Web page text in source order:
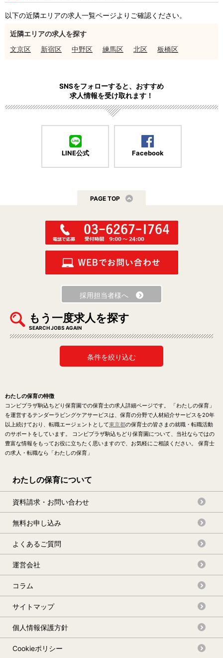
以下の近隣エリアの求人一覧ページよりご確認ください。
近隣エリアの求人を探す
文京区
新宿区 中野区 練馬区 北区 板橋区
SNSをフォローすると、おすすめ
求人情報を受け取れます！
LINE公式 Facebook
PAGE TOP
採用担当者様へ
もう一度求人を探す
SEARCH JOBS AGAIN
条件を絞り込む
わたしの保育の特徴
コンビプラザ駒込ちどり保育園での保育士の求人詳細ページです。 「わたしの保育」
を運営するテンダーラビングケアサービスは、保育の分野で人材紹介サービスを20年
以上続けており、転職エージェントとして東京都の保育士の皆さまの就職・転職活動
のサポートをしています。 コンビプラザ駒込ちどり保育園について、当社ならではの
豊富な情報をもってお役に立ちたく思いますので、お気軽にご相談ください。 保育士
の求人・転職なら「わたしの保育」
わたしの保育について
資料請求・お問い合わせ
無料お申し込み
よくあるご質問
運営会社
コラム
サイトマップ
個人情報保護方針
Cookieポリシー